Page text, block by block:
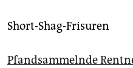
Short-Shag-Frisuren
Pfandsammelnde